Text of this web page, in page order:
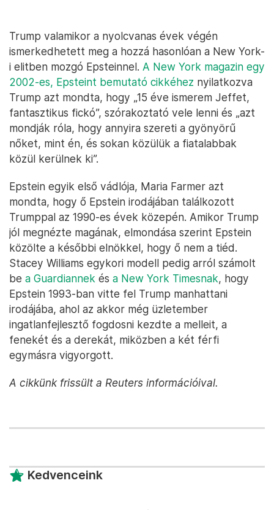
Trump valamikor a nyolcvanas évek végén
ismerkedhetett meg a hozzá hasonlóan a New York-
i elitben mozgó Epsteinnel. A New York magazin egy
2002-es, Epsteint bemutató cikkéhez nyilatkozva
Trump azt mondta, hogy „15 éve ismerem Jeffet,
fantasztikus fickó”, szórakoztató vele lenni és „azt
mondják róla, hogy annyira szereti a gyönyörű
nőket, mint én, és sokan közülük a fiatalabbak
közül kerülnek ki”.
Epstein egyik első vádlója, Maria Farmer azt
mondta, hogy ő Epstein irodájában találkozott
Trumppal az 1990-es évek közepén. Amikor Trump
jól megnézte magának, elmondása szerint Epstein
közölte a későbbi elnökkel, hogy ő nem a tiéd.
Stacey Williams egykori modell pedig arról számolt
be a Guardiannek és a New York Timesnak, hogy
Epstein 1993-ban vitte fel Trump manhattani
irodájába, ahol az akkor még üzletember
ingatlanfejlesztő fogdosni kezdte a melleit, a
fenekét és a derekát, miközben a két férfi
egymásra vigyorgott.
A cikkünk frissült a Reuters információival.
Kedvenceink